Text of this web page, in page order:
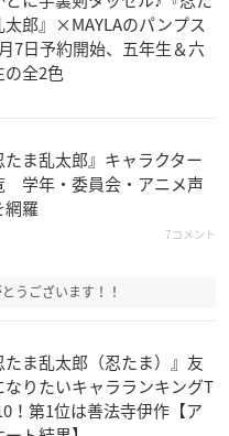
太郎』×MAYLAのパンプス
7日予約開始、五年生＆六
の全2色
たま乱太郎』キャラクター
学年・委員会・アニメ声
網羅
7コメント
うございます！！
たま乱太郎（忍たま）』友
なりたいキャラランキングT
！第1位は善法寺伊作【ア